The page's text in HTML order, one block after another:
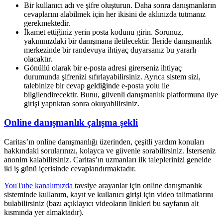
Bir kullanıcı adı ve şifre oluşturun. Daha sonra danışmanların
cevaplarını alabilmek için her ikisini de aklınızda tutmanız
gerekmektedir.
İkamet ettiğiniz yerin posta kodunu girin. Sorunuz,
yakınınızdaki bir danışmana iletilecektir. İleride danışmanlık
merkezinde bir randevuya ihtiyaç duyarsanız bu yararlı
olacaktır.
Gönüllü olarak bir e-posta adresi girerseniz ihtiyaç
durumunda şifrenizi sıfırlayabilirsiniz. Ayrıca sistem sizi,
talebinize bir cevap geldiğinde e-posta yolu ile
bilgilendirecektir. Bunu, güvenli danışmanlık platformuna üye
girişi yaptıktan sonra okuyabilirsiniz.
Online danışmanlık çalışma şekli
Caritas’ın online danışmanlığı üzerinden, çeşitli yardım konuları
hakkındaki sorularınızı, kolayca ve güvenle sorabilirsiniz. İsterseniz
anonim kalabilirsiniz. Caritas’ın uzmanları ilk taleplerinizi genelde
iki iş günü içerisinde cevaplandırmaktadır.
YouTube kanalımızda tavsiye arayanlar için online danışmanlık
sisteminde kullanım, kayıt ve kullanıcı girişi için video talimatlarını
bulabilirsiniz (bazı açıklayıcı videoların linkleri bu sayfanın alt
kısmında yer almaktadır).